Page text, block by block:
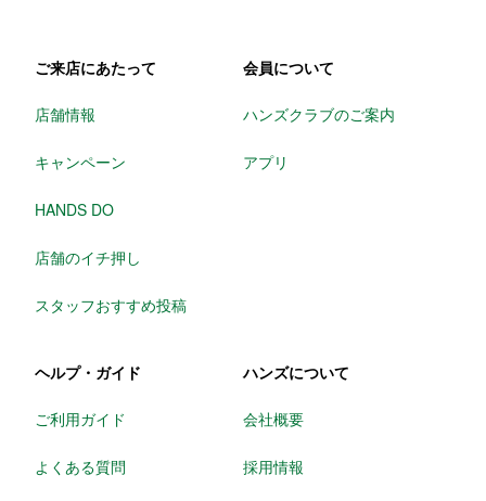
ご来店にあたって
店舗情報
キャンペーン
HANDS DO
店舗のイチ押し
スタッフおすすめ投稿
会員について
ハンズクラブのご案内
アプリ
ヘルプ・ガイド
ご利用ガイド
よくある質問
ハンズについて
会社概要
採用情報